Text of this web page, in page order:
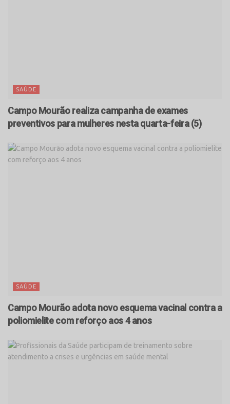
SAÚDE
Campo Mourão realiza campanha de exames
preventivos para mulheres nesta quarta-feira (5)
SAÚDE
Campo Mourão adota novo esquema vacinal contra a
poliomielite com reforço aos 4 anos